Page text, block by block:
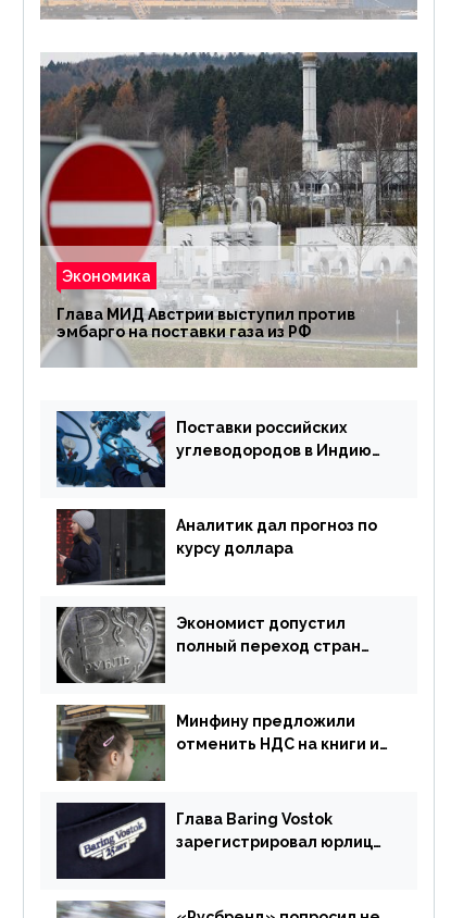
Экономика
Глава МИД Австрии выступил против
эмбарго на поставки газа из РФ
Поставки российских
углеводородов в Индию
Аналитик дал прогноз по
курсу доллара
Экономист допустил
полный переход стран
Минфину предложили
отменить НДС на книги и
Глава Baring Vostok
зарегистрировал юрлицо